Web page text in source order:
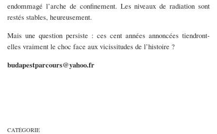
endommagé l’arche de confinement. Les niveaux de radiation sont
restés stables, heureusement.
Mais une question persiste : ces cent années annoncées tiendront-
elles vraiment le choc face aux vicissitudes de l’histoire ?
budapestparcours@yahoo.fr
CATÉGORIE